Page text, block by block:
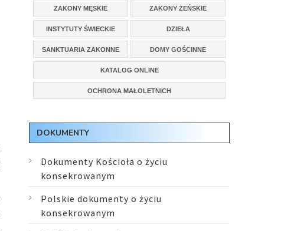
ZAKONY MĘSKIE ZAKONY ŻEŃSKIE
INSTYTUTY ŚWIECKIE DZIEŁA
SANKTUARIA ZAKONNE DOMY GOŚCINNE
KATALOG ONLINE
OCHRONA MAŁOLETNICH
DOKUMENTY
Dokumenty Kościoła o życiu
konsekrowanym
Polskie dokumenty o życiu
konsekrowanym